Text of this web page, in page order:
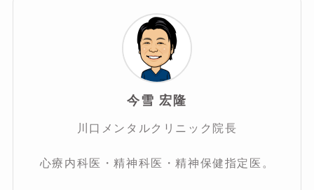
今雪 宏隆
川口メンタルクリニック院長
心療内科医・精神科医・精神保健指定医。